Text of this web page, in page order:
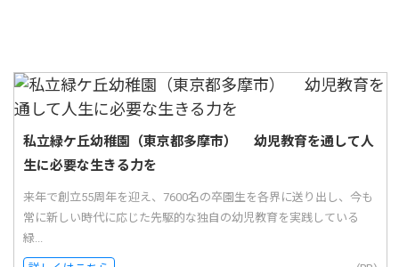
私立緑ケ丘幼稚園（東京都多摩市） 幼児教育を通して人
生に必要な生きる力を
来年で創立55周年を迎え、7600名の卒園生を各界に送り出し、今も
常に新しい時代に応じた先駆的な独自の幼児教育を実践している
緑...